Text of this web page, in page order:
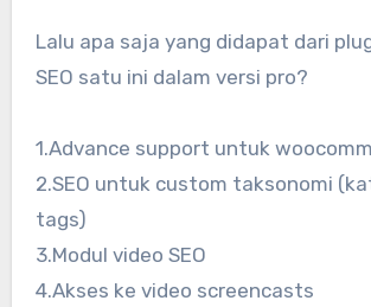
Lalu apa saja yang didapat dari
SEO satu ini dalam versi pro?
1.Advance support untuk
2.SEO untuk custom taksonomi
tags)
3.Modul video SEO
4.Akses ke video screencasts